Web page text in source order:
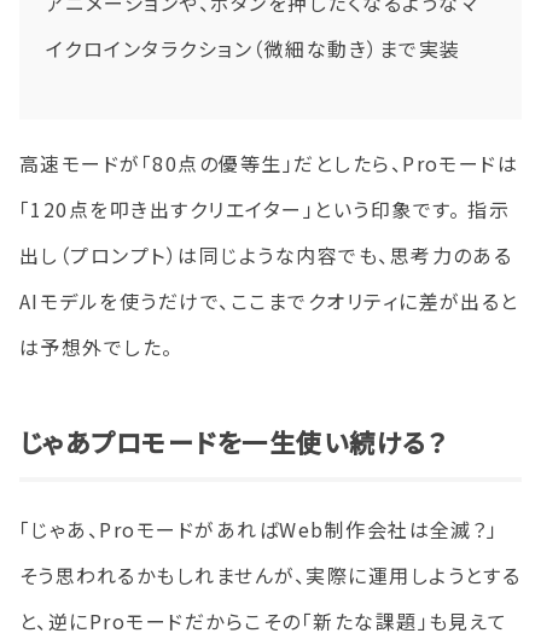
イクロインタラクション（微細な動き）まで実装
高速モードが「80点の優等生」だとしたら、Proモードは
「120点を叩き出すクリエイター」という印象です。 指示
出し（プロンプト）は同じような内容でも、思考力のある
AIモデルを使うだけで、ここまでクオリティに差が出ると
は予想外でした。
じゃあプロモードを一生使い続ける？
「じゃあ、ProモードがあればWeb制作会社は全滅？」
そう思われるかもしれませんが、実際に運用しようとする
と、逆にProモードだからこその「新たな課題」も見えて